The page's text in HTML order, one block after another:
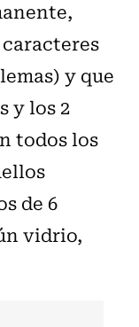
y que
y los 2
todos los
de 6
vidrio,